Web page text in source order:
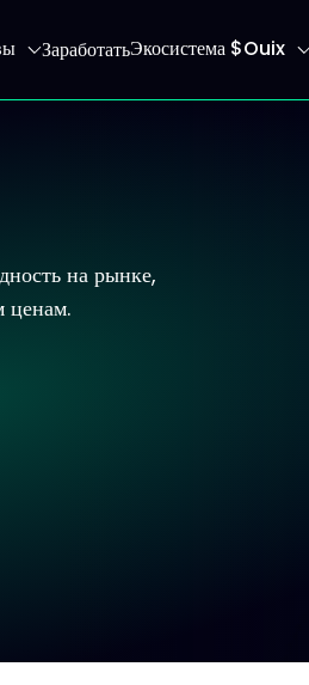
ЗаработатьЭкосистема $Ouix
на рынке,
ценам.